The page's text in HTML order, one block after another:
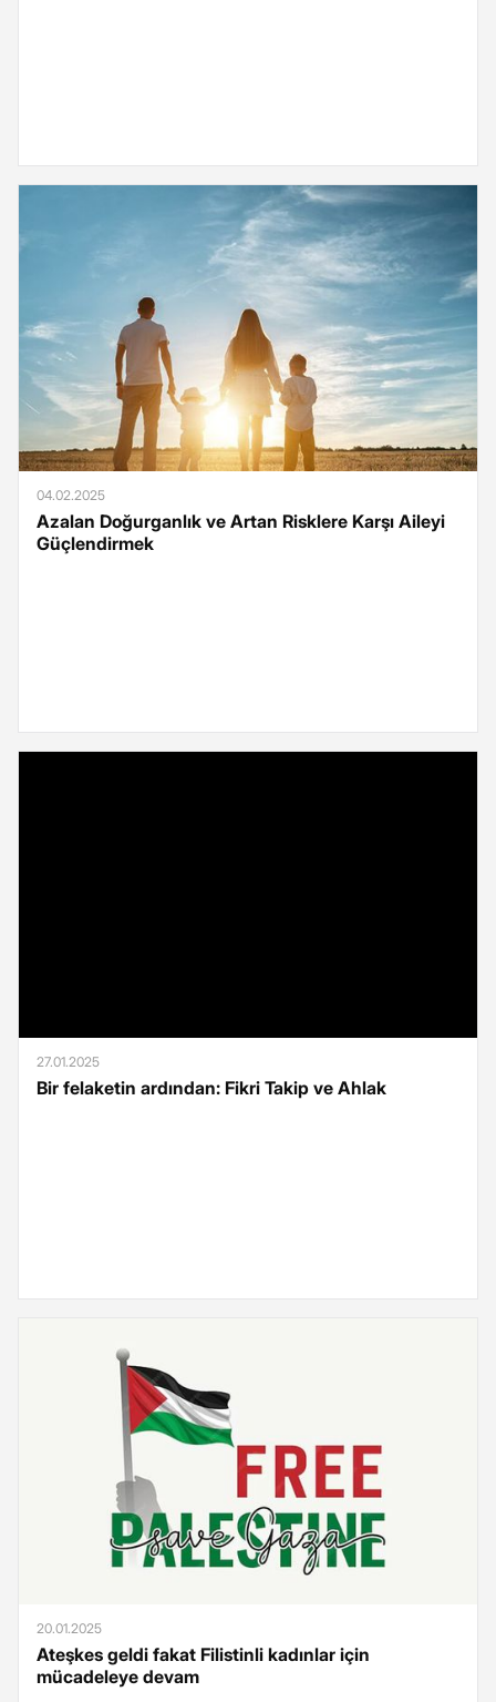
04.02.2025
Azalan Doğurganlık ve Artan Risklere Karşı Aileyi
Güçlendirmek
27.01.2025
Bir felaketin ardından: Fikri Takip ve Ahlak
20.01.2025
Ateşkes geldi fakat Filistinli kadınlar için
mücadeleye devam